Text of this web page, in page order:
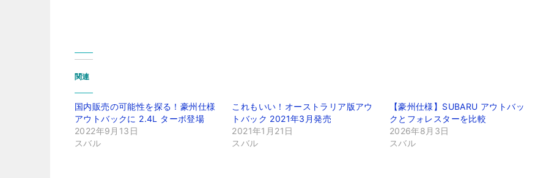
関連
国内販売の可能性を探る！豪州仕様
アウトバックに 2.4L ターボ登場
2022年9月13日
スバル
これもいい！オーストラリア版アウ
トバック 2021年3月発売
2021年1月21日
スバル
【豪州仕様】SUBARU アウトバッ
クとフォレスターを比較
2026年8月3日
スバル